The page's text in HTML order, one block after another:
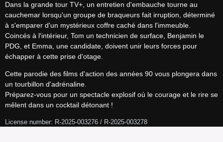
Dans la grande tour TV+, un entretien d'embauche tourne au
cauchemar lorsqu'un groupe de braqueurs fait irruption, déterminé
à s'emparer d'un mystérieux coffre caché dans l'immeuble.
Coincés à l'intérieur, Tom un technicien de surface, Benjamin le
PDG, et Emma, une candidate, doivent unir leurs forces pour
échapper à cette prise d'otage.
Cette parodie des films d'action des années 90 vous plongera dans
un tourbillon d'adrénaline.
Préparez-vous pour un spectacle explosif où le courage et le rire se
mêlent dans un cocktail détonant !
License number: R-2025-003276 / R-2025-003278